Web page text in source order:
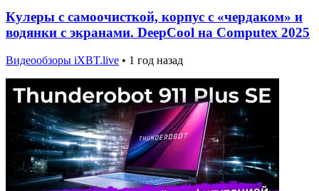
Кулеры с самоочисткой, корпус с «чердаком» и
водянки с экранами. DeepCool на Computex 2025
Видеообзоры iXBT.live • 1 год назад